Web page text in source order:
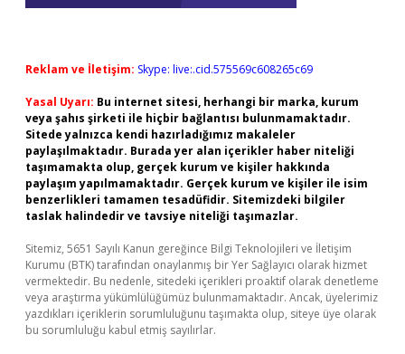
Reklam ve İletişim: Skype: live:.cid.575569c608265c69
Yasal Uyarı: Bu internet sitesi, herhangi bir marka, kurum
veya şahıs şirketi ile hiçbir bağlantısı bulunmamaktadır.
Sitede yalnızca kendi hazırladığımız makaleler
paylaşılmaktadır. Burada yer alan içerikler haber niteliği
taşımamakta olup, gerçek kurum ve kişiler hakkında
paylaşım yapılmamaktadır. Gerçek kurum ve kişiler ile isim
benzerlikleri tamamen tesadüfidir. Sitemizdeki bilgiler
taslak halindedir ve tavsiye niteliği taşımazlar.
Sitemiz, 5651 Sayılı Kanun gereğince Bilgi Teknolojileri ve İletişim
Kurumu (BTK) tarafından onaylanmış bir Yer Sağlayıcı olarak hizmet
vermektedir. Bu nedenle, sitedeki içerikleri proaktif olarak denetleme
veya araştırma yükümlülüğümüz bulunmamaktadır. Ancak, üyelerimiz
yazdıkları içeriklerin sorumluluğunu taşımakta olup, siteye üye olarak
bu sorumluluğu kabul etmiş sayılırlar.